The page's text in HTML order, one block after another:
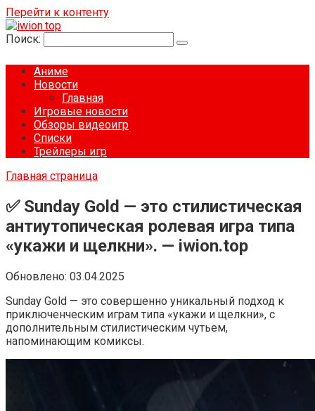
Перейти к контенту
Поиск:
Аниме
Новости
Главная
Игровые новости
Обзоры видеоигр
Списки
Трейлеры игр
Главная страница
✅ Sunday Gold — это стилистическая
антиутопическая ролевая игра типа
«укажи и щелкни». — iwion.top
Обновлено: 03.04.2025
Sunday Gold — это совершенно уникальный подход к
приключенческим играм типа «укажи и щелкни», с
дополнительным стилистическим чутьем,
напоминающим комиксы.